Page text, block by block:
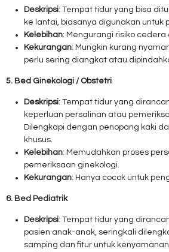
Deskripsi: Tempat tidur yang bisa
ke lantai, biasanya digunakan untuk
Kelebihan: Mengurangi risiko cedera
Kekurangan: Mungkin kurang
perlu sering diangkat atau
5. Bed Ginekologi / Obstetri
Deskripsi: Tempat tidur yang
keperluan persalinan atau
Dilengkapi dengan penopang kaki
khusus.
Kelebihan: Memudahkan proses
pemeriksaan ginekologi.
Kekurangan: Hanya cocok untuk
6. Bed Pediatrik
Deskripsi: Tempat tidur yang
pasien anak-anak, seringkali
samping dan fitur untuk